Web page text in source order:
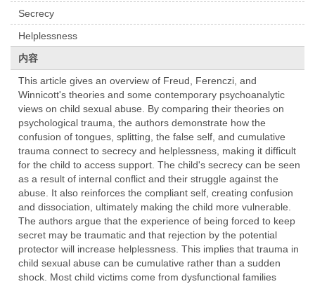
Secrecy
Helplessness
内容
This article gives an overview of Freud, Ferenczi, and
Winnicott's theories and some contemporary psychoanalytic
views on child sexual abuse. By comparing their theories on
psychological trauma, the authors demonstrate how the
confusion of tongues, splitting, the false self, and cumulative
trauma connect to secrecy and helplessness, making it difficult
for the child to access support. The child's secrecy can be seen
as a result of internal conflict and their struggle against the
abuse. It also reinforces the compliant self, creating confusion
and dissociation, ultimately making the child more vulnerable.
The authors argue that the experience of being forced to keep
secret may be traumatic and that rejection by the potential
protector will increase helplessness. This implies that trauma in
child sexual abuse can be cumulative rather than a sudden
shock. Most child victims come from dysfunctional families